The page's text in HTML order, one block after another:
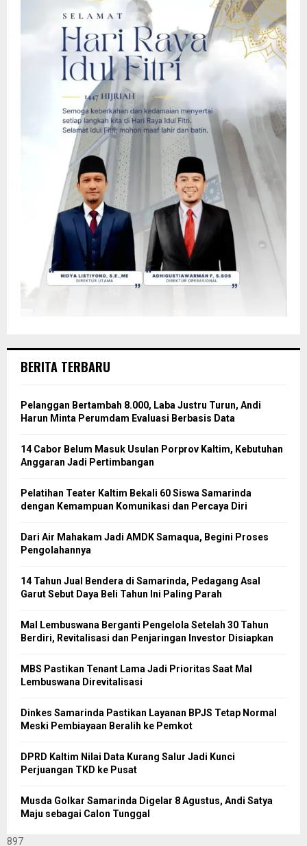
BERITA TERBARU
Pelanggan Bertambah 8.000, Laba Justru Turun, Andi
Harun Minta Perumdam Evaluasi Berbasis Data
14 Cabor Belum Masuk Usulan Porprov Kaltim, Kebutuhan
Anggaran Jadi Pertimbangan
Pelatihan Teater Kaltim Bekali 60 Siswa Samarinda
dengan Kemampuan Komunikasi dan Percaya Diri
Dari Air Mahakam Jadi AMDK Samaqua, Begini Proses
Pengolahannya
14 Tahun Jual Bendera di Samarinda, Pedagang Asal
Garut Sebut Daya Beli Tahun Ini Paling Parah
Mal Lembuswana Berganti Pengelola Setelah 30 Tahun
Berdiri, Revitalisasi dan Penjaringan Investor Disiapkan
MBS Pastikan Tenant Lama Jadi Prioritas Saat Mal
Lembuswana Direvitalisasi
Dinkes Samarinda Pastikan Layanan BPJS Tetap Normal
Meski Pembiayaan Beralih ke Pemkot
DPRD Kaltim Nilai Data Kurang Salur Jadi Kunci
Perjuangan TKD ke Pusat
Musda Golkar Samarinda Digelar 8 Agustus, Andi Satya
Maju sebagai Calon Tunggal
897